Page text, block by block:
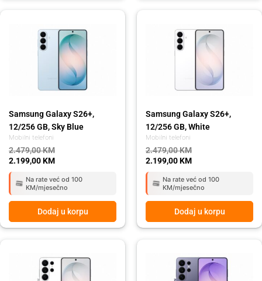
Mobilni telefoni
Samsung Galaxy S26+,
12/256 GB, Sky Blue
2.479,00KM
2.479,00 KM.
2.199,00KM
2.199,00 KM.
Na rate već od 100
KM/mjesečno
Dodaj u korpu
Mobilni telefoni
Samsung Galaxy S26+,
12/256 GB, White
2.479,00KM
2.479,00 KM.
2.199,00KM
2.199,00 KM.
Na rate već od 100
KM/mjesečno
Dodaj u korpu
3.299,00 KM.
2.849,00 KM.
3.299,00 KM.
2.849,00 KM.